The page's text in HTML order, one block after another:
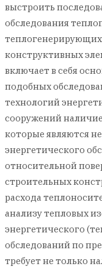
выстроить
обследования
теплогенерирующих
конструктивных
включает в себя
подобных
технологий
сооружений
которые являются
энергетического
относительной
строительных
расхода
анализу тепловых
энергетического
обследований по
требует не только